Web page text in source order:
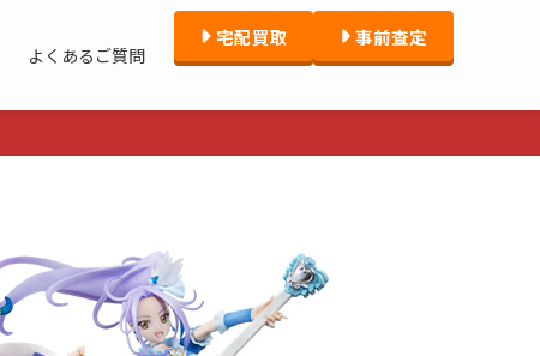
よくあるご質問
宅配買取 事前査定